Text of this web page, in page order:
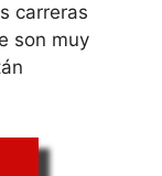
carreras
son muy